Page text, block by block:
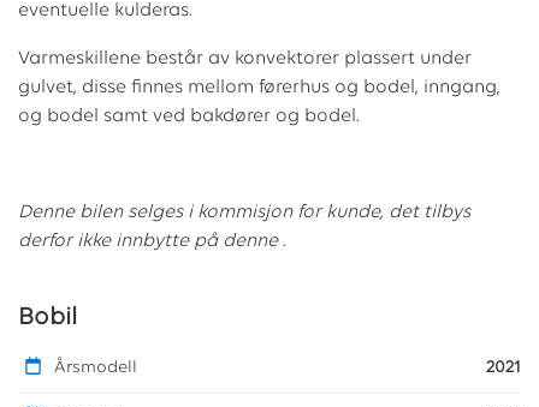
eventuelle kulderas.
Varmeskillene består av konvektorer plassert under
gulvet, disse finnes mellom førerhus og bodel, inngang,
og bodel samt ved bakdører og bodel.
Denne bilen selges i kommisjon for kunde, det tilbys
derfor ikke innbytte på denne .
Bobil
Årsmodell 2021